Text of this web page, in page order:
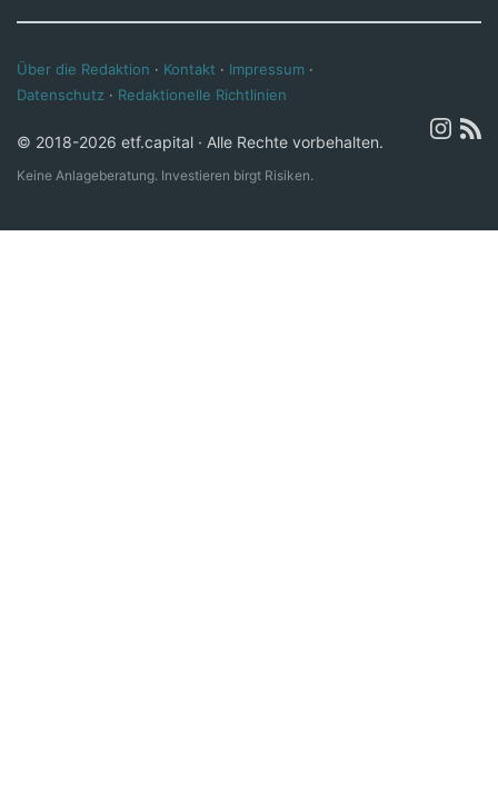
Über die Redaktion · Kontakt · Impressum ·
Datenschutz · Redaktionelle Richtlinien
© 2018-2026 etf.capital · Alle Rechte vorbehalten.
Keine Anlageberatung. Investieren birgt Risiken.